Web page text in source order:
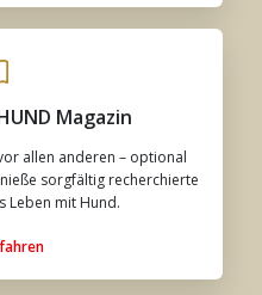
Magazin
allen anderen – optional
sorgfältig recherchierte
Leben mit Hund.